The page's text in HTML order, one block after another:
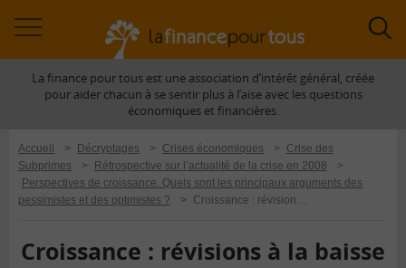
àLa finance pour tous est une association d’intérêt général, créée
pour aider chacun à se sentir plus à l’aise avec les questions
économiques et financières.
Accueil > Décryptages > Crises économiques >
Crise des
Subprimes
> Rétrospective sur l’actualité de la crise en 2008
>
Perspectives de croissance. Quels sont les principaux arguments des
pessimistes et des optimistes ?
> Croissance : révisions à la baisse
Croissance : révisions à la baisse